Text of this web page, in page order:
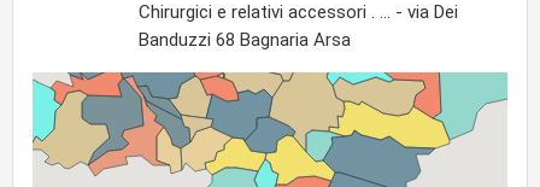
Chirurgici e relativi accessori . ... - via Dei
Banduzzi 68 Bagnaria Arsa